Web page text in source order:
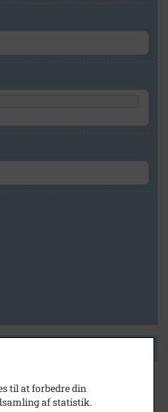
9, matr.44, Fredensborg
til at forbedre din
af statistik.